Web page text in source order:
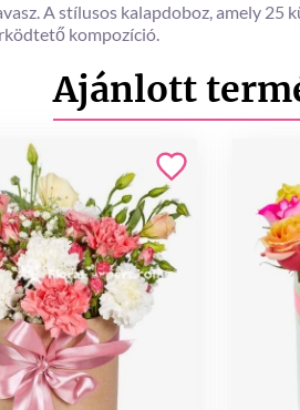
A stílusos kalapdoboz, amely
kompozíció.
Ajánlott